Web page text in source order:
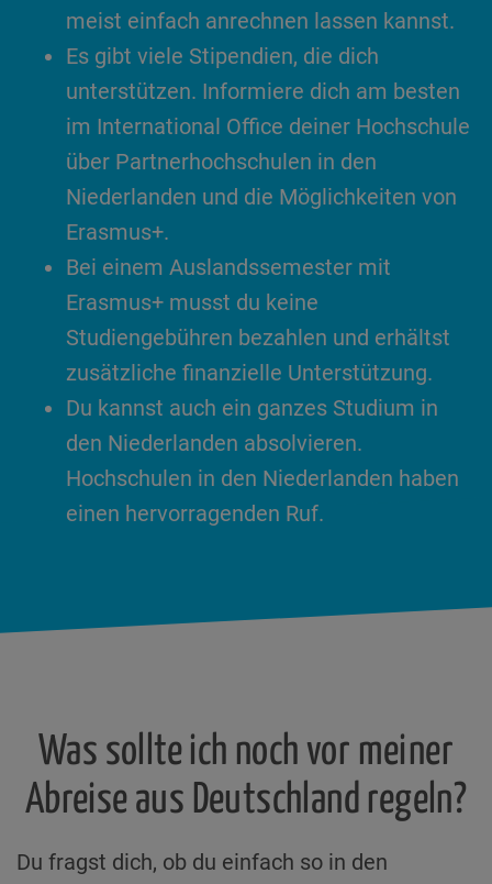
meist einfach anrechnen lassen kannst.
Es gibt viele Stipendien, die dich
unterstützen. Informiere dich am besten
im International Office deiner Hochschule
über Partnerhochschulen in den
Niederlanden und die Möglichkeiten von
Erasmus+.
Bei einem Auslandssemester mit
Erasmus+ musst du keine
Studiengebühren bezahlen und erhältst
zusätzliche finanzielle Unterstützung.
Du kannst auch ein ganzes Studium in
den Niederlanden absolvieren.
Hochschulen in den Niederlanden haben
einen hervorragenden Ruf.
Was sollte ich noch vor meiner
Abreise aus Deutschland regeln?
Du fragst dich, ob du einfach so in den